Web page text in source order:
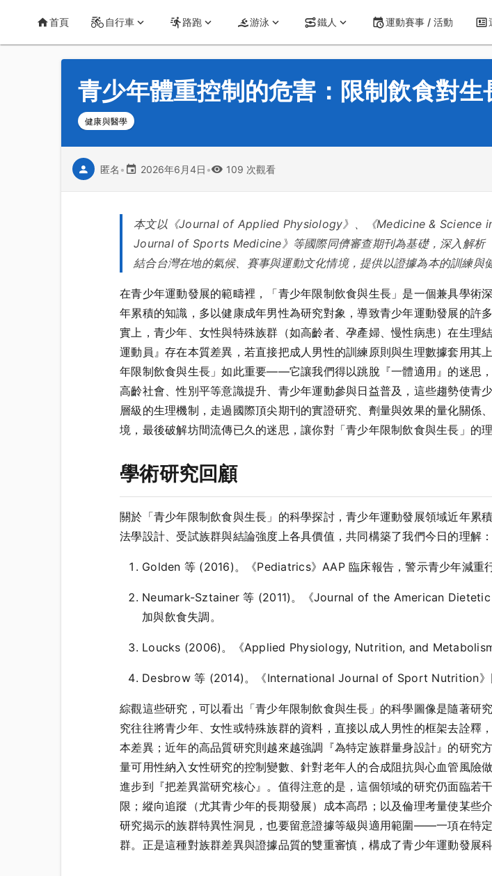
CT Yeh 公路車基地
首頁 自行車 路跑 游泳 鐵人 運動賽事 / 活動
運動知識 詳情
青少年體重控制的危害：限制飲食對
健康與醫學
匿名 • 2026年6月4日 • 109 次觀看
本文以《Journal of Applied Physiology》、《Medicine &
Journal of Sports Medicine》等國際同儕審查期刊為基礎，深入解析
結合台灣在地的氣候、賽事與運動文化情境，提供以證據為本的訓練與
在青少年運動發展的範疇裡，「青少年限制飲食與生長」是一個兼具學術
年累積的知識，多以健康成年男性為研究對象，導致青少年運動發展的許
實上，青少年、女性與特殊族群（如高齡者、孕產婦、慢性病患）在生理
運動員』存在本質差異，若直接把成人男性的訓練原則與生理數據套用其
年限制飲食與生長」如此重要——它讓我們得以跳脫『一體適用』的迷思
高齡社會、性別平等意識提升、青少年運動參與日益普及，這些趨勢使青
層級的生理機制，走過國際頂尖期刊的實證研究、劑量與效果的量化關
境，最後破解坊間流傳已久的迷思，讓你對「青少年限制飲食與生長」的
學術研究回顧
關於「青少年限制飲食與生長」的科學探討，青少年運動發展領域近年累
法學設計、受試族群與結論強度上各具價值，共同構築了我們今日的理解：
Golden 等 (2016)。《Pediatrics》AAP 臨床報告，警示青少年減重
Neumark-Sztainer 等 (2011)。《Journal of the American Dietetic
加與飲食失調。
Loucks (2006)。《Applied Physiology, Nutrition, and Metabolism
Desbrow 等 (2014)。《International Journal of Sport Nutrition》
綜觀這些研究，可以看出「青少年限制飲食與生長」的科學圖像是隨著研
究往往將青少年、女性或特殊族群的資料，直接以成人男性的框架去詮釋
本差異；近年的高品質研究則越來越強調『為特定族群量身設計』的研
量可用性納入女性研究的控制變數、針對老年人的合成阻抗與心血管風險
進步到『把差異當研究核心』。值得注意的是，這個領域的研究仍面臨若
限；縱向追蹤（尤其青少年的長期發展）成本高昂；以及倫理考量使某
研究揭示的族群特異性洞見，也要留意證據等級與適用範圍——一項在特
群。正是這種對族群差異與證據品質的雙重審慎，構成了青少年運動發展